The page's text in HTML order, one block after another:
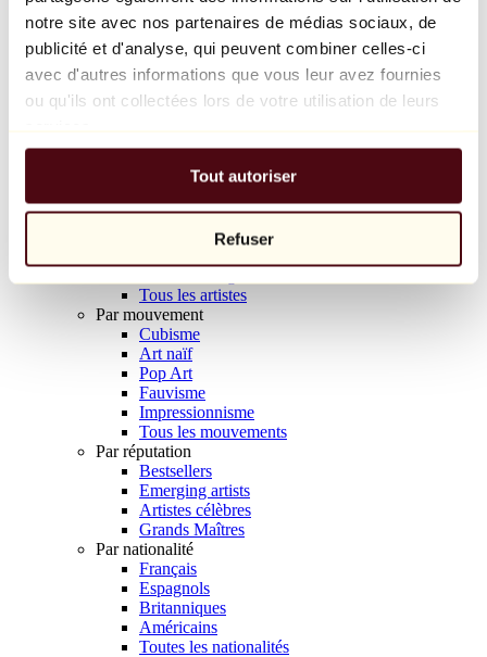
notre site avec nos partenaires de médias sociaux, de
publicité et d'analyse, qui peuvent combiner celles-ci
avec d'autres informations que vous leur avez fournies
ou qu'ils ont collectées lors de votre utilisation de leurs
Tout autoriser
Refuser
Balloon Dog (Orange)
Jeff Koons
10 000 €
Parcourir
Tous les sculpteurs
Tous les photographes
Tous les artistes
Par mouvement
Cubisme
Art naïf
Pop Art
Fauvisme
Impressionnisme
Tous les mouvements
Par réputation
Bestsellers
Emerging artists
Artistes célèbres
Grands Maîtres
Par nationalité
Français
Espagnols
Britanniques
Américains
Toutes les nationalités